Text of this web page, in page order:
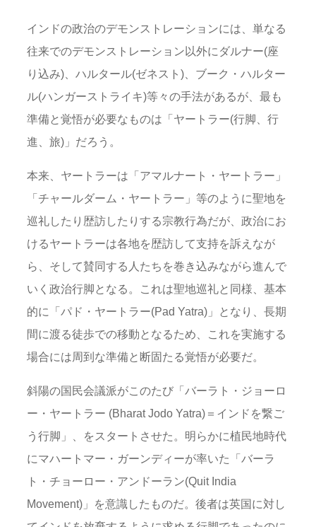
インドの政治のデモンストレーションには、単なる
往来でのデモンストレーション以外にダルナー(座
り込み)、ハルタール(ゼネスト)、ブーク・ハルター
ル(ハンガーストライキ)等々の手法があるが、最も
準備と覚悟が必要なものは「ヤートラー(行脚、行
進、旅)」だろう。
本来、ヤートラーは「アマルナート・ヤートラー」
「チャールダーム・ヤートラー」等のように聖地を
巡礼したり歴訪したりする宗教行為だが、政治にお
けるヤートラーは各地を歴訪して支持を訴えなが
ら、そして賛同する人たちを巻き込みながら進んで
いく政治行脚となる。これは聖地巡礼と同様、基本
的に「パド・ヤートラー(Pad Yatra)」となり、長期
間に渡る徒歩での移動となるため、これを実施する
場合には周到な準備と断固たる覚悟が必要だ。
斜陽の国民会議派がこのたび「バーラト・ジョーロ
ー・ヤートラー (Bharat Jodo Yatra)＝インドを繋ご
う行脚」、をスタートさせた。明らかに植民地時代
にマハートマー・ガーンディーが率いた「バーラ
ト・チョーロー・アンドーラン(Quit India
Movement)」を意識したものだ。後者は英国に対し